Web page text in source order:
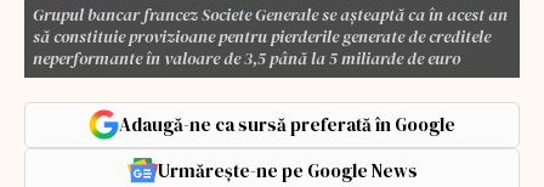
Grupul bancar francez Societe Generale se aşteaptă ca în acest an
să constituie provizioane pentru pierderile generate de creditele
neperformante în valoare de 3,5 până la 5 miliarde de euro
Adaugă-ne ca sursă preferată în Google
Urmărește-ne pe Google News